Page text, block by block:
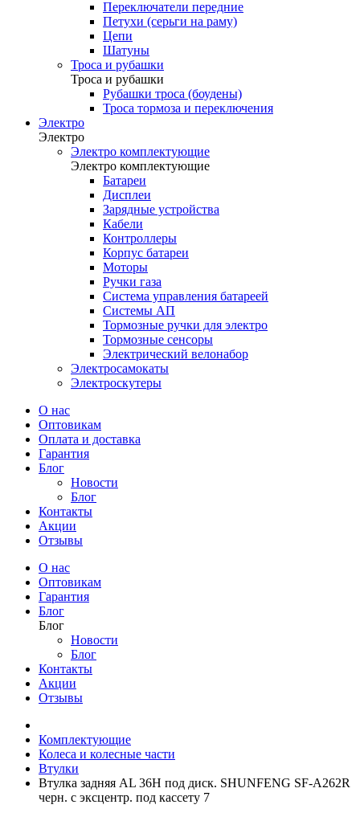
Переключатели передние
Петухи (серьги на раму)
Цепи
Шатуны
Троса и рубашки
Троса и рубашки
Рубашки троса (боудены)
Троса тормоза и переключения
Электро
Электро
Электро комплектующие
Электро комплектующие
Батареи
Дисплеи
Зарядные устройства
Кабели
Контроллеры
Корпус батареи
Моторы
Ручки газа
Система управления батареей
Системы АП
Тормозные ручки для электро
Тормозные сенсоры
Электрический велонабор
Электросамокаты
Электроскутеры
О нас
Оптовикам
Оплата и доставка
Гарантия
Блог
Новости
Блог
Контакты
Акции
Отзывы
О нас
Оптовикам
Гарантия
Блог
Блог
Новости
Блог
Контакты
Акции
Отзывы
Комплектующие
Колеса и колесные части
Втулки
Втулка задняя AL 36H под диск. SHUNFENG SF-A262R
черн. с эксцентр. под кассету 7